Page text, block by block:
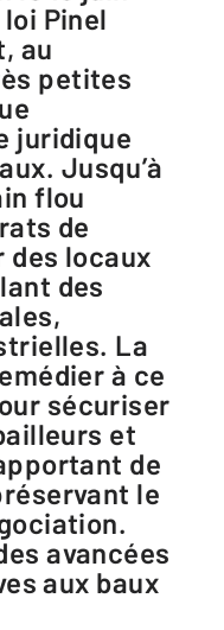
Pinel
au
petites
juridique
Jusqu’à
flou
de
locaux
des
La
à ce
sécuriser
et
de
le
avancées
aux baux